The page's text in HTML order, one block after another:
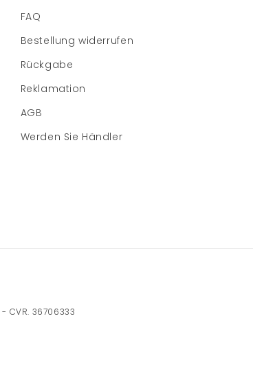
FAQ
Bestellung widerrufen
Rückgabe
Reklamation
AGB
Werden Sie Händler
- CVR. 36706333